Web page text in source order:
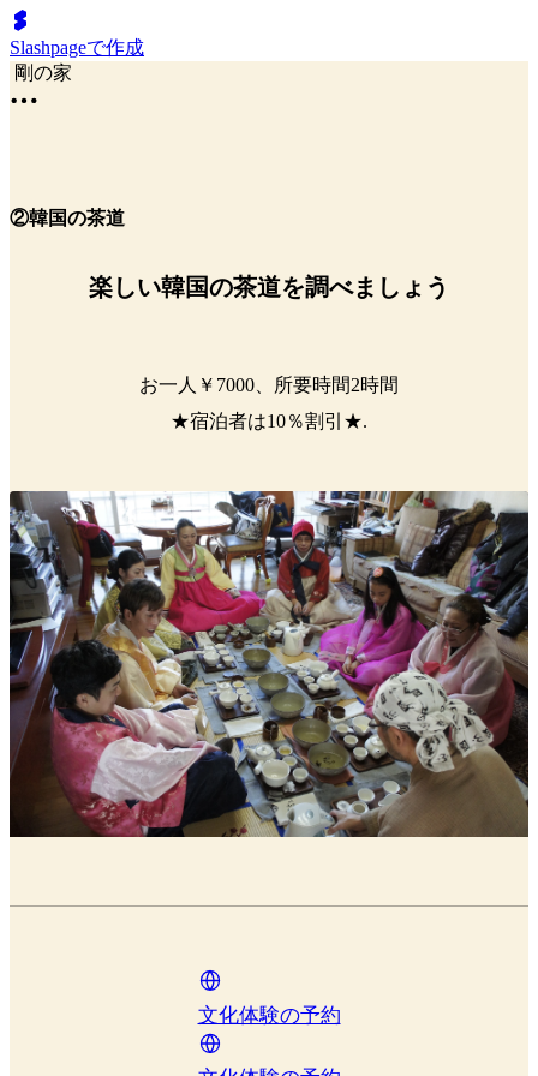
Slashpageで作成
剛の家
②韓国の茶道
楽しい韓国の茶道を調べましょう
お一人￥7000、所要時間2時間
★宿泊者は10％割引★.
文化体験の予約